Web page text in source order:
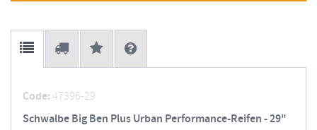
Code:47396-29
Schwalbe Big Ben Plus Urban Performance-Reifen - 29"